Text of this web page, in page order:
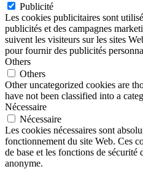
Publicité
Les cookies publicitaires sont
publicités et des campagnes
suivent les visiteurs sur les sites
pour fournir des publicités
Others
Others
Other uncategorized cookies are
have not been classified into a
Nécessaire
Nécessaire
Les cookies nécessaires sont
fonctionnement du site Web. Ces
de base et les fonctions de sécurité
anonyme.